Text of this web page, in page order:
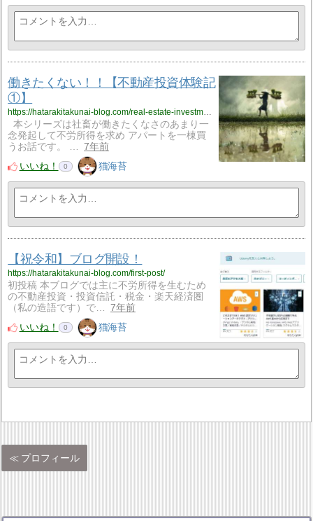
働きたくない！！【不動産投資体験記
①】
本シリーズは社畜が働きたくなさのあまり一
念発起して不労所得を求め アパートを一棟買
うお話です。 …
7年前
いいね！
0 猫海苔
【祝令和】ブログ開設！
https://hatarakitakunai-blog.com/first-post/
初投稿 本ブログでは主に不労所得を生むため
の不動産投資・投資信託・税金・楽天経済圏
（私の造語です）で…
7年前
いいね！
0 猫海苔
プロフィール